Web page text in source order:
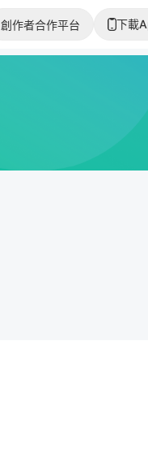
創作者合作平台 下載